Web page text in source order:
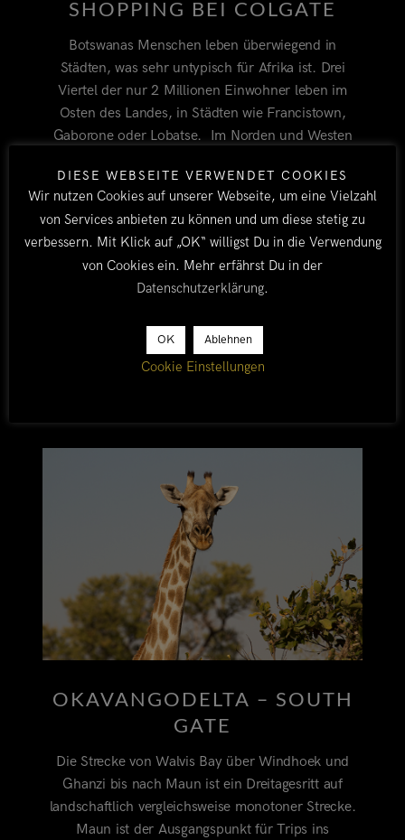
SHOPPING BEI COLGATE
Botswanas Menschen leben überwiegend in
Städten, was sehr untypisch für Afrika ist. Drei
Viertel der nur 2 Millionen Einwohner leben im
Osten des Landes, in Städten wie Francistown,
Gaborone oder Lobatse. Im Norden und Westen
Ortschaften, die häufig hunderte Kilometer
voneinander entfernt sind. Dazwischen dominieren
Farmland und Busch mit tiefsandigen Pisten,
zugewachsenen Wegen und Flussdurchfahrten
2014
OKAVANGODELTA – SOUTH
GATE
Die Strecke von Walvis Bay über Windhoek und
Ghanzi bis nach Maun ist ein Dreitagesritt auf
landschaftlich vergleichsweise monotoner Strecke.
Maun ist der Ausgangspunkt für Trips ins
DIESE WEBSEITE VERWENDET COOKIES
Wir nutzen Cookies auf unserer Webseite, um eine Vielzahl
von Services anbieten zu können und um diese stetig zu
verbessern. Mit Klick auf „OK“ willigst Du in die Verwendung
von Cookies ein. Mehr erfährst Du in der
Datenschutzerklärung.
OK Ablehnen
Cookie Einstellungen